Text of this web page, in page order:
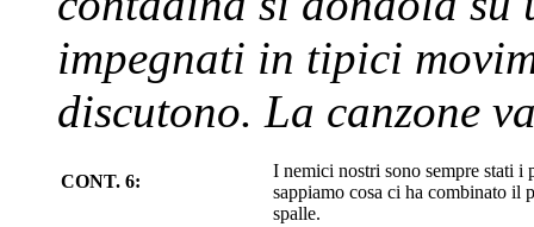
impegnati in tipici
discutono. La canzone
CONT. 6:
I nemici nostri sono sempre stati i
sappiamo cosa ci ha combinato il
spalle.